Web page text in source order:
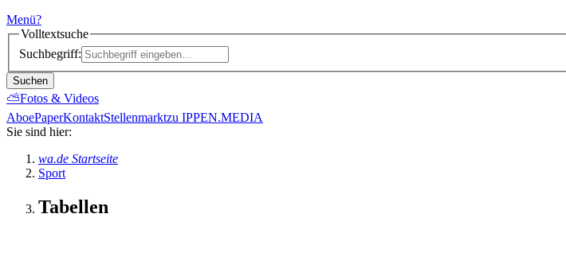
Menü?
Volltextsuche
Suchbegriff:
Suchen
⛅Fotos & Videos
AboePaperKontaktStellenmarktzu IPPEN.MEDIA
Sie sind hier:
wa.de Startseite
Sport
Tabellen